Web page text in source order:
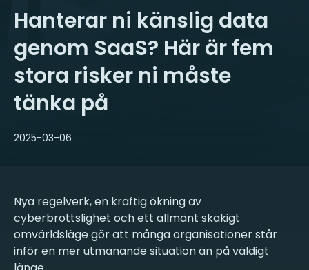
Hanterar ni känslig data
genom SaaS? Här är fem
stora risker ni måste
tänka på
2025-03-06
Nya regelverk, en kraftig ökning av
cyberbrottslighet och ett allmänt skakigt
omvärldsläge gör att många organisationer står
inför en mer utmanande situation än på väldigt